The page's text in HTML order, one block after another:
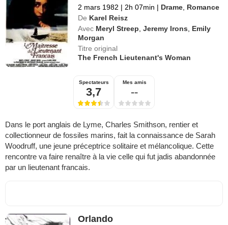
2 mars 1982 | 2h 07min | Drame Romance
De Karel Reisz
Avec Meryl Streep ,Jeremy Irons
Emily
Morgan
Titre original
The French Lieutenant's Woman
Spectateurs
3,7
Mes amis
--
Dans le port anglais de Lyme, Charles Smithson, rentier et
collectionneur de fossiles marins, fait la connaissance de Sarah
Woodruff, une jeune préceptrice solitaire et mélancolique. Cette
rencontre va faire renaître à la vie celle qui fut jadis abandonnée
par un lieutenant francais.
Orlando